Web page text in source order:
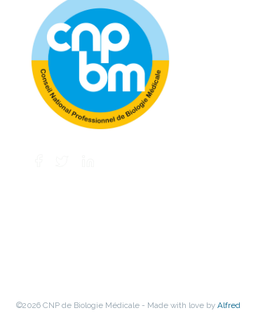
©2026 CNP de Biologie Médicale - Made with love byAlfred